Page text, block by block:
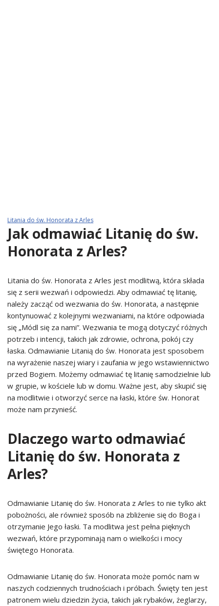
Litania do św. Honorata z Arles
Jak odmawiać Litanię do św.
Honorata z Arles?
Litania do św. Honorata z Arles jest modlitwą, która składa
się z serii wezwań i odpowiedzi. Aby odmawiać tę litanię,
należy zacząć od wezwania do św. Honorata, a następnie
kontynuować z kolejnymi wezwaniami, na które odpowiada
się „Módl się za nami”. Wezwania te mogą dotyczyć różnych
potrzeb i intencji, takich jak zdrowie, ochrona, pokój czy
łaska. Odmawianie Litanią do św. Honorata jest sposobem
na wyrażenie naszej wiary i zaufania w jego wstawiennictwo
przed Bogiem. Możemy odmawiać tę litanię samodzielnie lub
w grupie, w kościele lub w domu. Ważne jest, aby skupić się
na modlitwie i otworzyć serce na łaski, które św. Honorat
może nam przynieść.
Dlaczego warto odmawiać
Litanię do św. Honorata z
Arles?
Odmawianie Litanię do św. Honorata z Arles to nie tylko akt
pobożności, ale również sposób na zbliżenie się do Boga i
otrzymanie Jego łaski. Ta modlitwa jest pełna pięknych
wezwań, które przypominają nam o wielkości i mocy
świętego Honorata.
Odmawianie Litanię do św. Honorata może pomóc nam w
naszych codziennych trudnościach i próbach. Święty ten jest
patronem wielu dziedzin życia, takich jak rybaków, żeglarzy,